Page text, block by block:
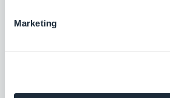
Marketing